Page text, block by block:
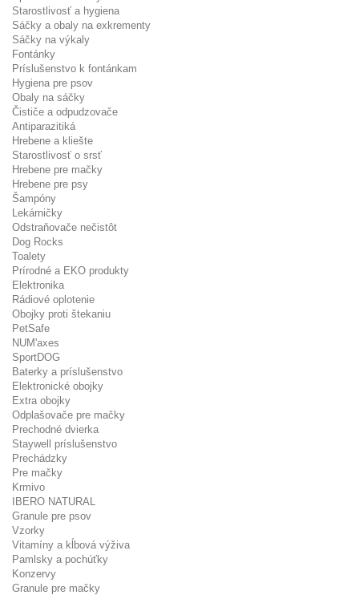
Starostlivosť a hygiena
Sáčky a obaly na exkrementy
Sáčky na výkaly
Fontánky
Príslušenstvo k fontánkam
Hygiena pre psov
Obaly na sáčky
Čističe a odpudzovače
Antiparazitiká
Hrebene a kliešte
Starostlivosť o srsť
Hrebene pre mačky
Hrebene pre psy
Šampóny
Lekárničky
Odstraňovače nečistôt
Dog Rocks
Toalety
Prírodné a EKO produkty
Elektronika
Rádiové oplotenie
Obojky proti štekaniu
PetSafe
NUM'axes
SportDOG
Baterky a príslušenstvo
Elektronické obojky
Extra obojky
Odplašovače pre mačky
Prechodné dvierka
Staywell príslušenstvo
Prechádzky
Pre mačky
Krmivo
IBERO NATURAL
Granule pre psov
Vzorky
Vitamíny a kĺbová výživa
Pamlsky a pochúťky
Konzervy
Granule pre mačky